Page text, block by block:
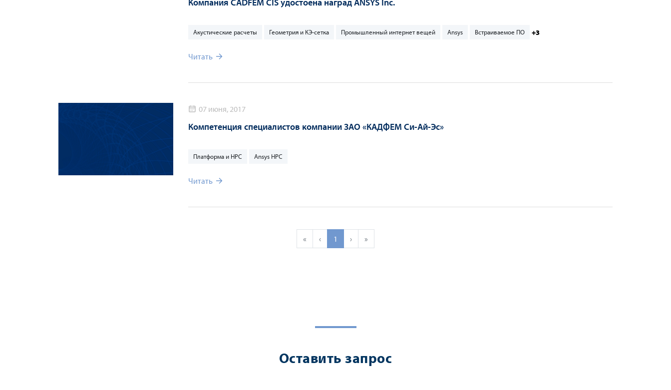
Акустические расчеты Геометрия и КЭ-сетка Промышленный интернет вещей Ansys Встраиваемое ПО +3
Читать
07 июня, 2017
Компетенция специалистов компании ЗАО «КАДФЕМ Си-Ай-Эс»
Платформа и HPC Ansys HPC
Читать
« ‹ 1 › »
Оставить запрос